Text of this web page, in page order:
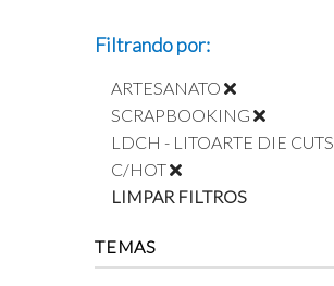
Filtrando por:
ARTESANATO
SCRAPBOOKING
LDCH - LITOARTE DIE CUTS
C/HOT
LIMPAR FILTROS
TEMAS